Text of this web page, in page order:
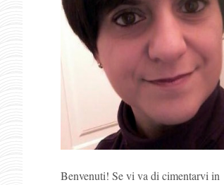
Benvenuti! Se vi va di cimentarvi in